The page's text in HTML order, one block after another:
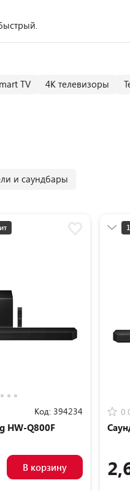
TV 4К телевизоры
и саундбары
Код: 394234
HW-Q800F
В корзину